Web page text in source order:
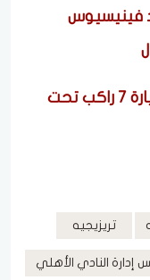
عقد فينيسيوس
baw m7 دخلت السوق بهدوء.. سيارة 7 راكب تحت
تريزيجيه
إدارة النادي الأهلي